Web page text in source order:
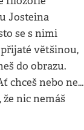
Josteina
se s nimi
většinou,
do obrazu.
chceš nebo ne…
nic nemáš